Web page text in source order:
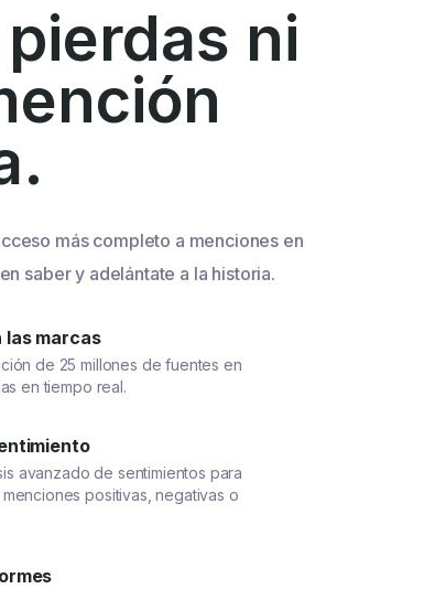
ni
más completo a menciones en
saber y adelántate a la historia.
las marcas
de 25 millones de fuentes en
en tiempo real.
avanzado de sentimientos para
positivas, negativas o